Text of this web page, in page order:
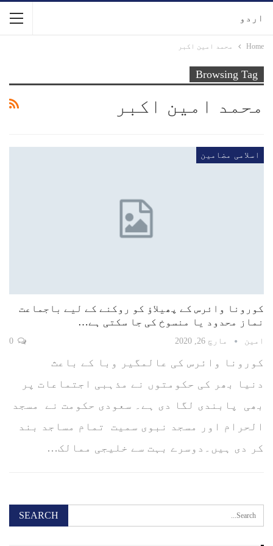
اردو
Home محمد امین اکبر
Browsing Tag
محمد امین اکبر
اسلامی مضامین
کورونا وائرس کے پھیلاؤ کو روکنے کے لیے باجماعت
نماز محدود یا منسوخ کی جا سکتی ہے…
امین مارچ 26, 2020
کورونا وائرس کی عالمگیر وبا کے باعث
دنیا بھر کی حکومتوں نے مذہبی اجتماعات پر
بھی پابندی لگا دی ہے۔ سعودی حکومت نے مسجد
الحرام اور مسجد نبوی سمیت تمام مساجد بند
کر دی ہیں۔دوسرے بہت سے خلیجی ممالک…